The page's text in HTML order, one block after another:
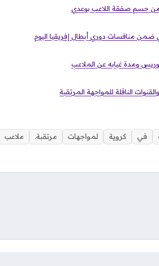
من حسم صفقة اللاعب بوعدي
ضمن منافسات دوري أبطال إفريقيا اليوم
ومدة غيابه عن الملاعب
الناقلة للمواجهة المرتقبة
في كروية لمواجهات مرتقبة. ملاعب